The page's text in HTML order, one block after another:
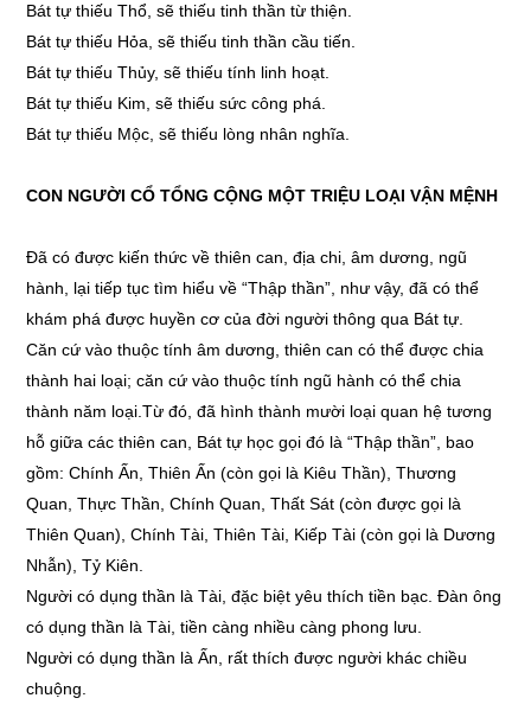
Bát tự thiếu Thổ, sẽ thiếu tinh thần từ thiện.
Bát tự thiếu Hỏa, sẽ thiếu tinh thần cầu tiến.
Bát tự thiếu Thủy, sẽ thiếu tính linh hoạt.
Bát tự thiếu Kim, sẽ thiếu sức công phá.
Bát tự thiếu Mộc, sẽ thiếu lòng nhân nghĩa.
CON NGƯỜI CỔ TỔNG CỘNG MỘT TRIỆU LOẠI VẬN MỆNH
Đã có được kiến thức về thiên can, địa chi, âm dương, ngũ
hành, lại tiếp tục tìm hiểu về “Thập thần”, như vậy, đã có thể
khám phá được huyền cơ của đời người thông qua Bát tự.
Căn cứ vào thuộc tính âm dương, thiên can có thể được chia
thành hai loại; căn cứ vào thuộc tính ngũ hành có thể chia
thành năm loại.Từ đó, đã hình thành mười loại quan hệ tương
hỗ giữa các thiên can, Bát tự học gọi đó là “Thập thần”, bao
gồm: Chính Ấn, Thiên Ấn (còn gọi là Kiêu Thần), Thương
Quan, Thực Thần, Chính Quan, Thất Sát (còn được gọi là
Thiên Quan), Chính Tài, Thiên Tài, Kiếp Tài (còn gọi là Dương
Nhẫn), Tỷ Kiên.
Người có dụng thần là Tài, đặc biệt yêu thích tiền bạc. Đàn ông
có dụng thần là Tài, tiền càng nhiều càng phong lưu.
Người có dụng thần là Ấn, rất thích được người khác chiều
chuộng.